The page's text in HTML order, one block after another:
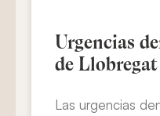
Urgencias
de Llobregat
Las urgencias